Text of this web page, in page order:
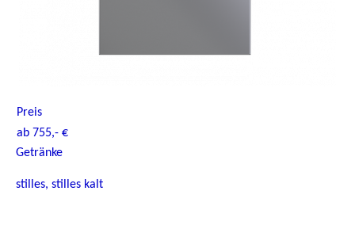
Preis
ab 755,- €
Getränke
stilles, stilles kalt